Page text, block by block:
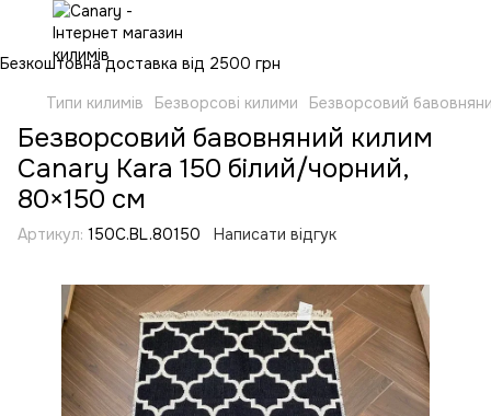
Безкоштовна доставка від 2500 грн
Типи килимів
Безворсові килими Безворсовий
Безворсовий бавовняний килим
Canary Kara 150 білий/чорний,
80×150 см
Артикул: 150C.BL.80150 Написати відгук